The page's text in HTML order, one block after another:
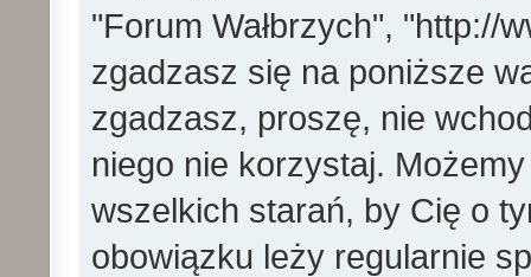
"Forum Wałbrzych", "http://
zgadzasz się na poniższe
zgadzasz, proszę, nie
niego nie korzystaj.
wszelkich starań, by Cię o
obowiązku leży regularnie